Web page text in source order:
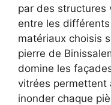
par des structures
entre les
matériaux choisis
pierre de
domine les
vitrées permettent
inonder chaque